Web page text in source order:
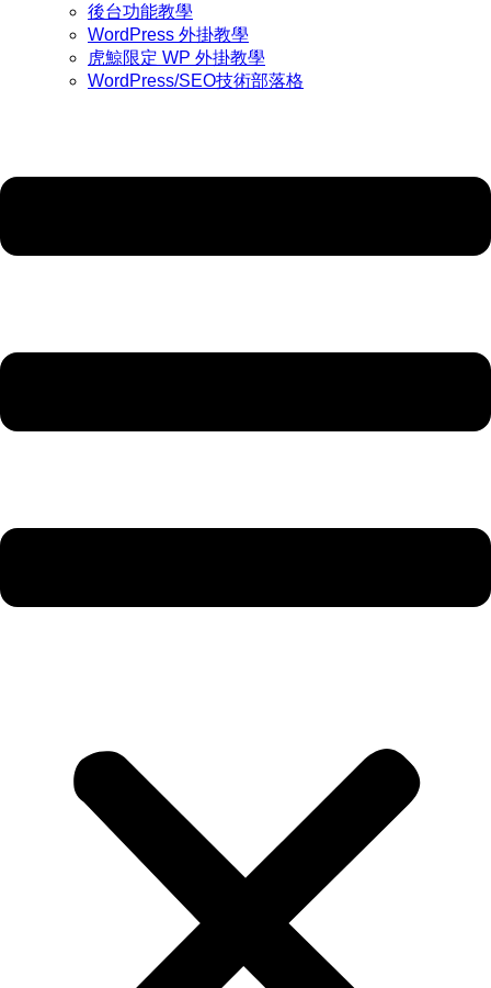
後台功能教學
WordPress 外掛教學
虎鯨限定 WP 外掛教學
WordPress/SEO技術部落格